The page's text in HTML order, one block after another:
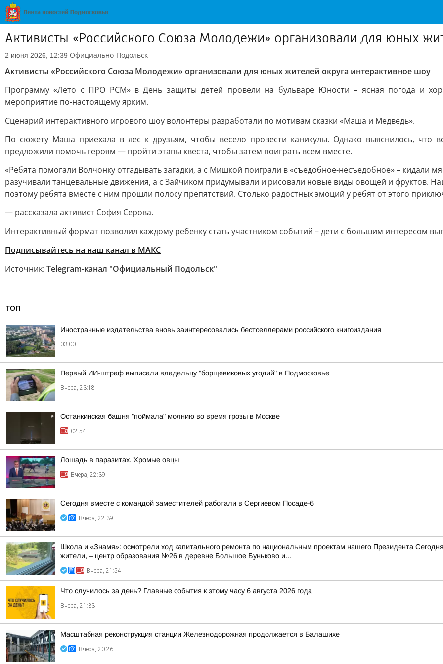
Активисты «Российского Союза Молодежи» организовали для юных
2 июня 2026, 12:39 Официально Подольск
Активисты «Российского Союза Молодежи» организовали для юных жителей округа интерактивное шоу
Программу «Лето с ПРО РСМ» в День защиты детей провели на бульваре Юности – ясная погода и
мероприятие по-настоящему ярким.
Сценарий интерактивного игрового шоу волонтеры разработали по мотивам сказки «Маша и Медведь».
По сюжету Маша приехала в лес к друзьям, чтобы весело провести каникулы. Однако выяснилось, что
предложили помочь героям — пройти этапы квеста, чтобы затем поиграть всем вместе.
«Ребята помогали Волчонку отгадывать загадки, а с Мишкой поиграли в «съедобное-несъедобное» – кидали
разучивали танцевальные движения, а с Зайчиком придумывали и рисовали новые виды овощей и фруктов.
поэтому ребята вместе с ним прошли полосу препятствий. Столько радостных эмоций у ребят от этого
— рассказала активист София Серова.
Интерактивный формат позволил каждому ребенку стать участником событий – дети с большим интересом
Подписывайтесь на наш канал в МАКС
Источник: Telegram-канал "Официальный Подольск"
ТОП
Иностранные издательства вновь заинтересовались бестселлерами российского книгоиздания
03:00
Первый ИИ-штраф выписали владельцу "борщевиковых угодий" в Подмосковье
Вчера, 23:18
Останкинская башня "поймала" молнию во время грозы в Москве
02:54
Лошадь в паразитах. Хромые овцы
Вчера, 22:39
Сегодня вместе с командой заместителей работали в Сергиевом Посаде-6
Вчера, 22:39
Школа и «Знамя»: осмотрели ход капитального ремонта по национальным проектам нашего Президента
жители, – центр образования №26 в деревне Большое Буньково и...
Вчера, 21:54
Что случилось за день? Главные события к этому часу 6 августа 2026 года
Вчера, 21:33
Масштабная реконструкция станции Железнодорожная продолжается в Балашихе
Вчера, 20:26